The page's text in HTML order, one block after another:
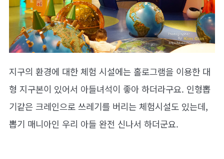
지구의 환경에 대한 체험 시설에는 홀로그램을 이용한 대
형 지구본이 있어서 아들녀석이 좋아 하더라구요. 인형뽑
기같은 크레인으로 쓰레기를 버리는 체험시설도 있는데,
뽑기 매니아인 우리 아들 완전 신나서 하더군요.